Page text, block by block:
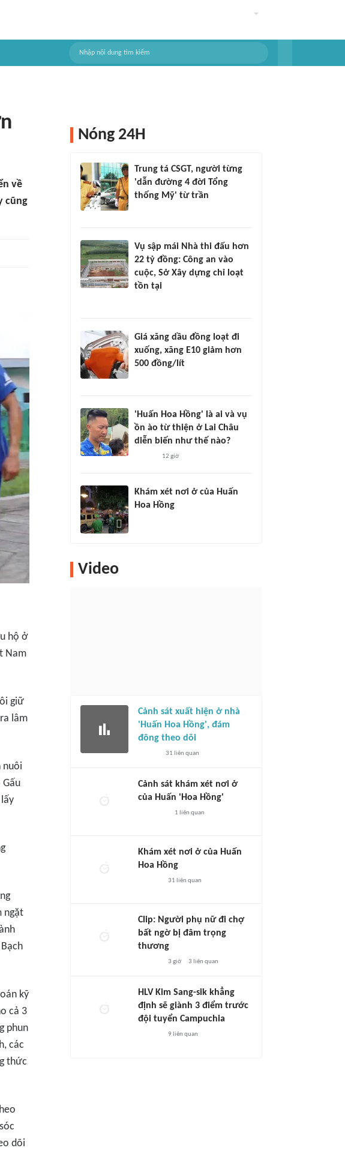
về
cũng
hộ ở
Nam
giữ
lâm
nuôi
ngặt
kỹ
cả 3
phun
các
thức
dõi
Nóng 24H
Trung tá CSGT, người từng
'dẫn đường 4 đời Tổng
thống Mỹ' từ trần
Vụ sập mái Nhà thi đấu hơn
22 tỷ đồng: Công an vào
cuộc, Sở Xây dựng chỉ loạt
tồn tại
Giá xăng dầu đồng loạt đi
xuống, xăng E10 giảm hơn
500 đồng/lít
'Huấn Hoa Hồng' là ai và vụ
ồn ào từ thiện ở Lai Châu
diễn biến như thế nào?
12 giờ
Khám xét nơi ở của Huấn
Hoa Hồng
Video
Cảnh sát xuất hiện ở nhà
'Huấn Hoa Hồng', đám
đông theo dõi
31 liên quan
Cảnh sát khám xét nơi ở
của Huấn 'Hoa Hồng'
1 liên quan
Khám xét nơi ở của Huấn
Hoa Hồng
31 liên quan
Clip: Người phụ nữ đi chợ
bất ngờ bị đâm trọng
thương
3 giờ 3 liên quan
HLV Kim Sang-sik khẳng
định sẽ giành 3 điểm trước
đội tuyển Campuchia
9 liên quan